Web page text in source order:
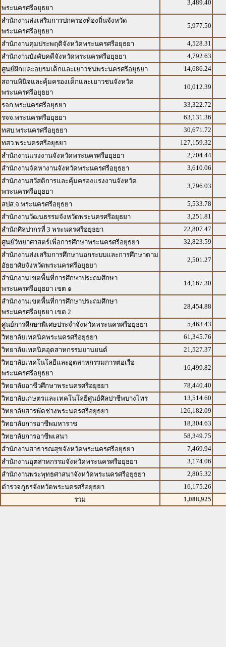
พระนครศรีอยุธยา
3,489.40
สำนักงานส่งเสริมการปกครองท้องถิ่นจังหวัด
พระนครศรีอยุธยา
5,977.50
สำนักงานคุมประพฤติจังหวัดพระนครศรีอยุธยา
4,528.31
สำนักงานบังคับคดีจังหวัดพระนครศรีอยุธยา
4,792.63
ศูนย์ฝึกและอบรมเด็กและเยาวชนพระนครศรีอยุธยา
14,686.24
สถานพินิจและคุ้มครองเด็กและเยาวชนจังหวัด
พระนครศรีอยุธยา
10,012.39
รจก.พระนครศรีอยุธยา
33,322.72
รจจ.พระนครศรีอยุธยา
63,131.36
ทสบ.พระนครศรีอยุธยา
30,671.72
ทสว.พระนครศรีอยุธยา
127,159.32
สำนักงานแรงงานจังหวัดพระนครศรีอยุธยา
2,704.44
สำนักงานจัดหางานจังหวัดพระนครศรีอยุธยา
3,610.06
สำนักงานสวัสดิการและคุ้มครองแรงงานจังหวัด
พระนครศรีอยุธยา
3,796.03
สปส.จ.พระนครศรีอยุธยา
5,533.78
สำนักงานวัฒนธรรมจังหวัดพระนครศรีอยุธยา
3,251.81
สำนักศิลปากรที่ 3 พระนครศรีอยุธยา
22,807.47
ศูนย์วิทยาศาสตร์เพื่อการศึกษาพระนครศรีอยุธยา
32,823.59
สำนักงานส่งเสริมการศึกษานอกระบบและการศึกษาตาม
อัธยาศัยจังหวัดพระนครศรีอยุธยา
2,501.27
สำนักงานเขตพื้นที่การศึกษาประถมศึกษา
พระนครศรีอยุธยา เขต ๑
14,167.30
สำนักงานเขตพื้นที่การศึกษาประถมศึกษา
พระนครศรีอยุธยา เขต 2
28,454.88
ศูนย์การศึกษาพิเศษประจำจังหวัดพระนครศรีอยุธยา
5,463.43
วิทยาลัยเทคนิคพระนครศรีอยุธยา
61,345.76
วิทยาลัยเทคนิคอุตสาหกรรมยานยนต์
21,527.37
วิทยาลัยเทคโนโลยีและอุตสาหกรรมการต่อเรือ
พระนครศรีอยุธยา
16,499.82
วิทยาลัยอาชีวศึกษาพระนครศรีอยุธยา
78,440.40
วิทยาลัยเกษตรและเทคโนโลยีศูนย์ศิลปาชีพบางไทร
13,514.60
วิทยาลัยสารพัดช่างพระนครศรีอยุธยา
126,182.09
วิทยาลัยการอาชีพมหาราช
18,304.63
วิทยาลัยการอาชีพเสนา
58,349.75
สำนักงานสาธารณสุขจังหวัดพระนครศรีอยุธยา
7,469.94
สำนักงานอุตสาหกรรมจังหวัดพระนครศรีอยุธยา
3,174.06
สำนักงานพระพุทธศาสนาจังหวัดพระนครศรีอยุธยา
2,805.32
ตำรวจภูธรจังหวัดพระนครศรีอยุธยา
16,175.26
รวม
1,088,925